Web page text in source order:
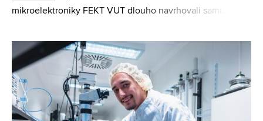
mikroelektroniky FEKT VUT dlouho navrhovali sami. Z
elektronické výukové platformy Elabrix a pomáhá s